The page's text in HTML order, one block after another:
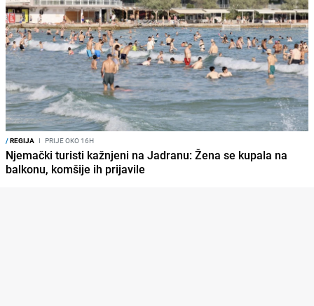
/REGIJA I PRIJE OKO 16H
Njemački turisti kažnjeni na Jadranu: Žena se kupala na
balkonu, komšije ih prijavile